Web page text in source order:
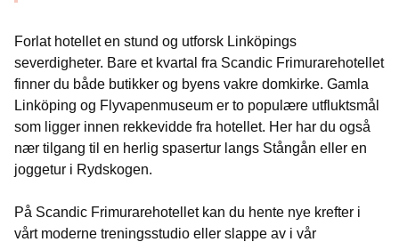
Forlat hotellet en stund og utforsk Linköpings
severdigheter. Bare et kvartal fra Scandic Frimurarehotellet
finner du både butikker og byens vakre domkirke. Gamla
Linköping og Flyvapenmuseum er to populære utfluktsmål
som ligger innen rekkevidde fra hotellet. Her har du også
nær tilgang til en herlig spasertur langs Stångån eller en
joggetur i Rydskogen.
På Scandic Frimurarehotellet kan du hente nye krefter i
vårt moderne treningsstudio eller slappe av i vår